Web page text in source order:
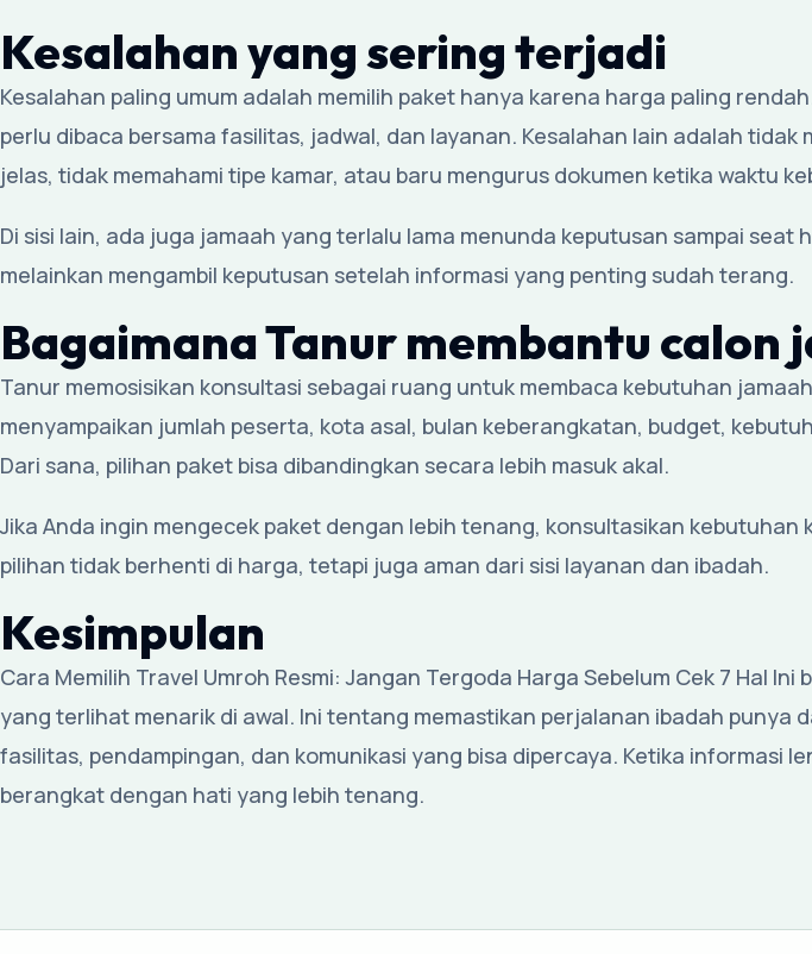
Kesalahan yang sering terjadi
Kesalahan paling umum adalah memilih paket hanya karena harga paling
perlu dibaca bersama fasilitas, jadwal, dan layanan. Kesalahan lain adalah
jelas, tidak memahami tipe kamar, atau baru mengurus dokumen ketika waktu
Di sisi lain, ada juga jamaah yang terlalu lama menunda keputusan sampai seat
melainkan mengambil keputusan setelah informasi yang penting sudah terang.
Bagaimana Tanur membantu calon
Tanur memosisikan konsultasi sebagai ruang untuk membaca kebutuhan
menyampaikan jumlah peserta, kota asal, bulan keberangkatan, budget,
Dari sana, pilihan paket bisa dibandingkan secara lebih masuk akal.
Jika Anda ingin mengecek paket dengan lebih tenang, konsultasikan kebutuhan
pilihan tidak berhenti di harga, tetapi juga aman dari sisi layanan dan ibadah.
Kesimpulan
Cara Memilih Travel Umroh Resmi: Jangan Tergoda Harga Sebelum Cek 7 Hal
yang terlihat menarik di awal. Ini tentang memastikan perjalanan ibadah punya
fasilitas, pendampingan, dan komunikasi yang bisa dipercaya. Ketika informasi
berangkat dengan hati yang lebih tenang.